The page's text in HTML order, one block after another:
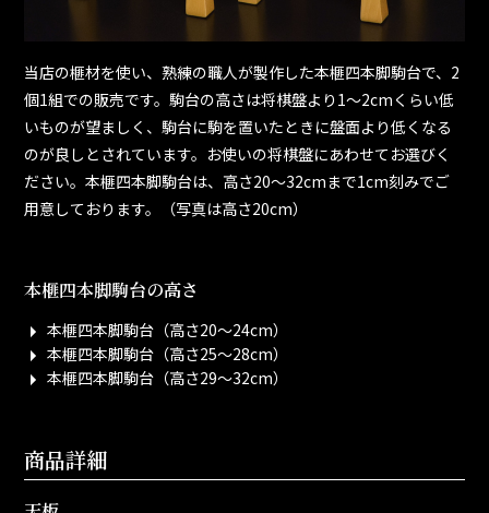
当店の榧材を使い、熟練の職人が製作した本榧四本脚駒台で、2
個1組での販売です。駒台の高さは将棋盤より1～2cmくらい低
いものが望ましく、駒台に駒を置いたときに盤面より低くなる
のが良しとされています。お使いの将棋盤にあわせてお選びく
ださい。本榧四本脚駒台は、高さ20～32cmまで1cm刻みでご
用意しております。（写真は高さ20cm）
本榧四本脚駒台の高さ
本榧四本脚駒台（高さ20～24cm）
本榧四本脚駒台（高さ25～28cm）
本榧四本脚駒台（高さ29～32cm）
商品詳細